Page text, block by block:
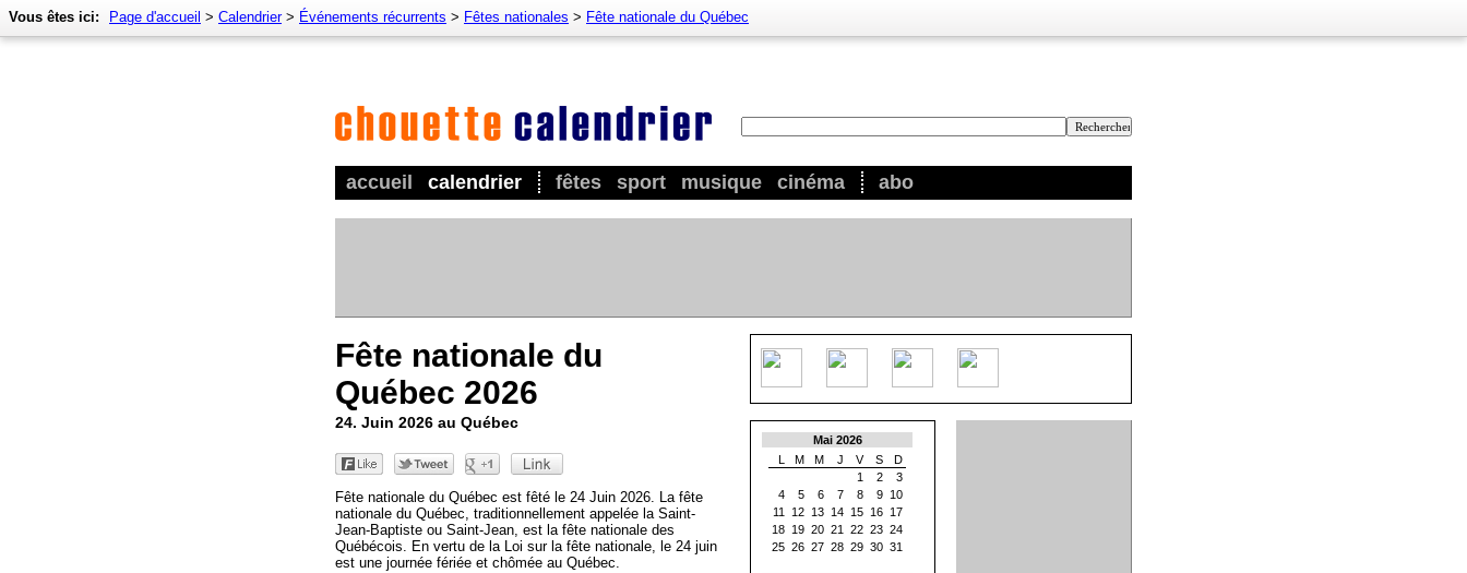
accueil calendrier fêtes sport musique cinéma abo
Vous êtes ici: Page d'accueil > Calendrier> Événements récurrents > Fêtes nationales > Fête nationale du Québec
Fête nationale du
Québec 2026
24. Juin 2026 au Québec
Fête nationale du Québec est fêté le 24 Juin 2026. La fête
nationale du Québec, traditionnellement appelée la Saint-
Jean-Baptiste ou Saint-Jean, est la fête nationale des
Québécois. En vertu de la Loi sur la fête nationale, le 24 juin
est une journée fériée et chômée au Québec.
Mai 2026
L
M M J V S
D
1
2
3
4
5 6 7 8 9 10
11
12 13 14 15 16 17
18 19 20 21 22 23 24
25 26 27 28 29 30 31